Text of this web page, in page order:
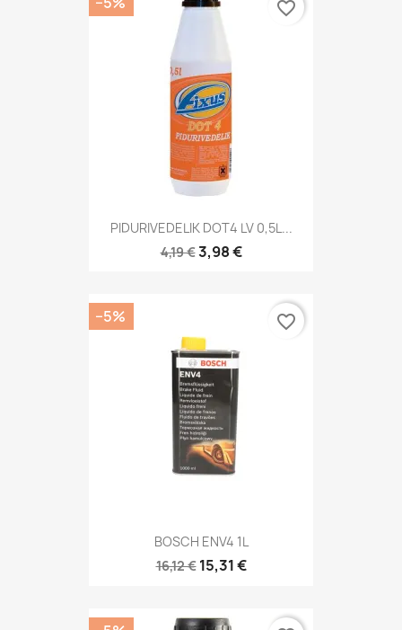
PIDURIVEDELIK DOT4 LV 0,5L...
4,19 €3,98 €
favorite_border
BOSCH ENV4 1L
16,12 € 15,31 €
−5% favorite_border